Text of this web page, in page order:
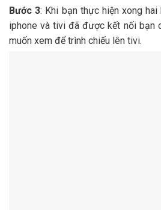
Bước 3: Khi bạn thực hiện xong
iphone và tivi đã được kết nối bạn
muốn xem để trình chiếu lên tivi.